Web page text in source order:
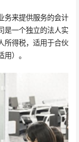
务来提供服务的会计
是一个独立的法人实
所得税，适用于合伙
）。